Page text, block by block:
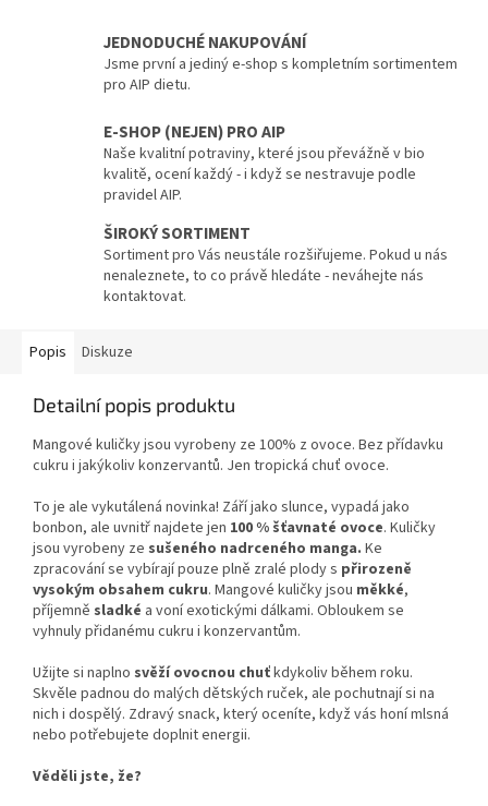
JEDNODUCHÉ NAKUPOVÁNÍ
Jsme první a jediný e-shop s kompletním sortimentem
pro AIP dietu.
E-SHOP (NEJEN) PRO AIP
Naše kvalitní potraviny, které jsou převážně v bio
kvalitě, ocení každý - i když se nestravuje podle
pravidel AIP.
ŠIROKÝ SORTIMENT
Sortiment pro Vás neustále rozšiřujeme. Pokud u nás
nenaleznete, to co právě hledáte - neváhejte nás
kontaktovat.
Popis Diskuze
Detailní popis produktu
Mangové kuličky jsou vyrobeny ze 100% z ovoce. Bez přídavku
cukru i jakýkoliv konzervantů. Jen tropická chuť ovoce.
To je ale vykutálená novinka! Září jako slunce, vypadá jako
bonbon, ale uvnitř najdete jen 100 % šťavnaté ovoce. Kuličky
jsou vyrobeny ze sušeného nadrceného manga. Ke
zpracování se vybírají pouze plně zralé plody s přirozeně
vysokým obsahem cukru. Mangové kuličky jsou měkké,
příjemně sladké a voní exotickými dálkami. Obloukem se
vyhnuly přidanému cukru i konzervantům.
Užijte si naplno svěží ovocnou chuťkdykoliv během roku.
Skvěle padnou do malých dětských ruček, ale pochutnají si na
nich i dospělý. Zdravý snack, který oceníte, když vás honí mlsná
nebo potřebujete doplnit energii.
Věděli jste, že?